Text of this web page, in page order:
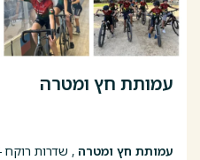
עמותת חץ ומטרה
עמותת חץ ומטרה , שדרות רוקח 94, תל אביב